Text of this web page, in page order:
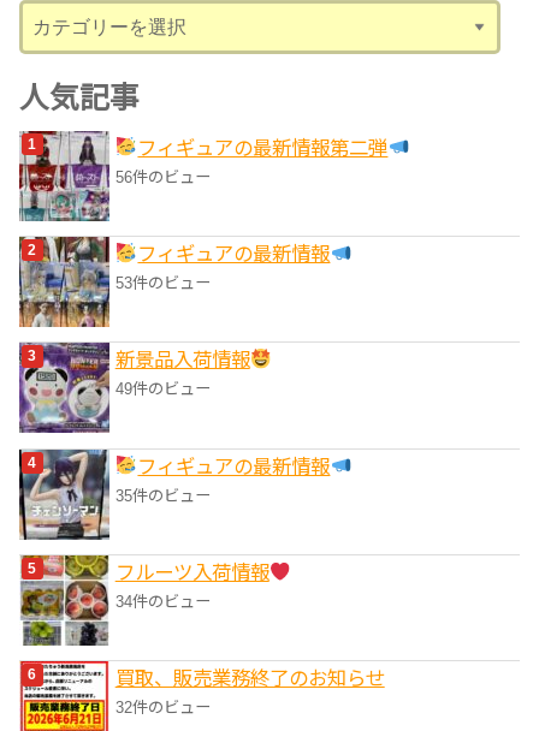
テ
ゴ
リ
ー
人気記事
フィギュアの最新情報第二弾
56件のビュー
フィギュアの最新情報
53件のビュー
‎新景品入荷情報
49件のビュー
フィギュアの最新情報
35件のビュー
フルーツ入荷情報
34件のビュー
買取、販売業務終了のお知らせ
32件のビュー